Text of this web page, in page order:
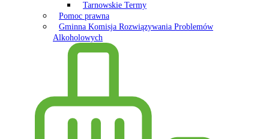
Tarnowskie Termy
Pomoc prawna
Gminna Komisja Rozwiązywania Problemów
Alkoholowych